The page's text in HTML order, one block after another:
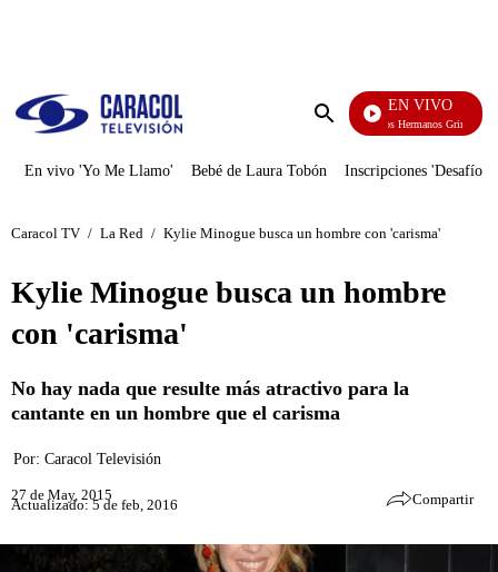
Enviar
EN VIVO
Cuentos De Los Hermanos Grimm
En vivo 'Yo Me Llamo' Bebé de Laura Tobón Inscripciones 'Desafío'
Caracol TV / La Red / Kylie Minogue busca un hombre con 'carisma'
Kylie Minogue busca un hombre
con 'carisma'
No hay nada que resulte más atractivo para la
cantante en un hombre que el carisma
Por: Caracol Televisión
27 de May, 2015
Actualizado: 5 de feb, 2016 Compartir